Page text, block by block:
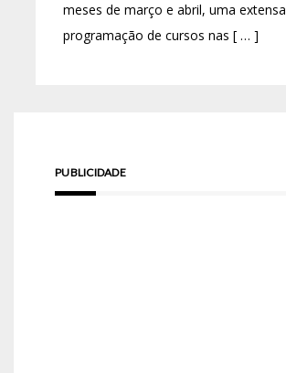
meses de março e abril, uma extensa
programação de cursos nas [ … ]
PUBLICIDADE